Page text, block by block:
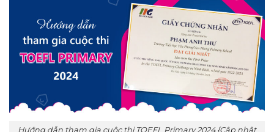
Hướng dẫn tham gia cuộc thi TOEFL Primary 2024 {Cập nhật